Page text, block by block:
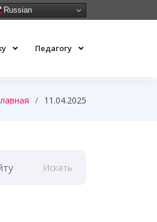
Russian
Педагогу
11.04.2025
Искать